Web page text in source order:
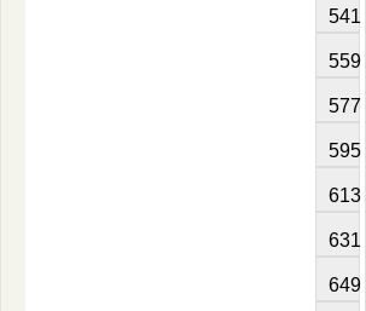
541
559
577
595
613
631
649